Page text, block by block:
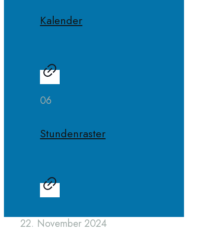
Kalender
06
Stundenraster
22. November 2024